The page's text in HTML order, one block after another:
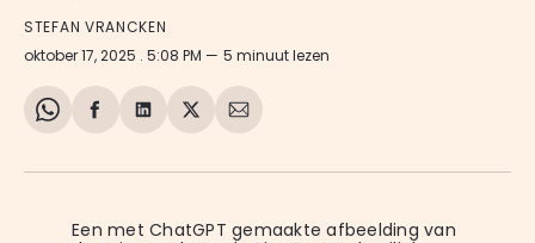
STEFAN VRANCKEN
oktober 17, 2025 . 5:08 PM 5 minuut lezen
Share
WhatsApp
Delen
Facebook
Delen
LinkedIn
Share
X
Deel
E-
Een met ChatGPT gemaakte afbeelding van